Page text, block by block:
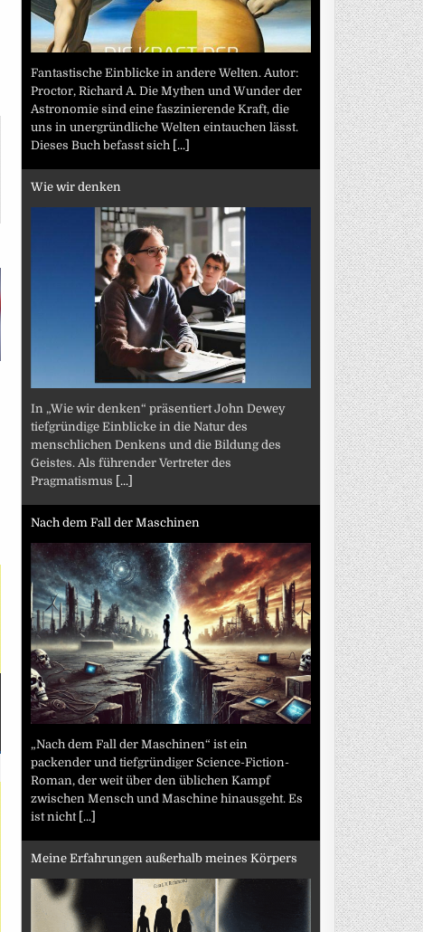
Fantastische Einblicke in andere Welten. Autor:
Proctor, Richard A. Die Mythen und Wunder der
Astronomie sind eine faszinierende Kraft, die
uns in unergründliche Welten eintauchen lässt.
Dieses Buch befasst sich [...]
Wie wir denken
In „Wie wir denken“ präsentiert John Dewey
tiefgründige Einblicke in die Natur des
menschlichen Denkens und die Bildung des
Geistes. Als führender Vertreter des
Pragmatismus [...]
Nach dem Fall der Maschinen
„Nach dem Fall der Maschinen“ ist ein
packender und tiefgründiger Science-Fiction-
Roman, der weit über den üblichen Kampf
zwischen Mensch und Maschine hinausgeht. Es
ist nicht [...]
Meine Erfahrungen außerhalb meines Körpers